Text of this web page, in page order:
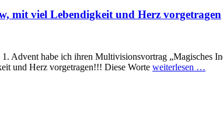
mit viel Lebendigkeit und Herz vorgetragen
Advent habe ich ihren Multivisionsvortrag „Magisches
und Herz vorgetragen!!! Diese Worte weiterlesen …